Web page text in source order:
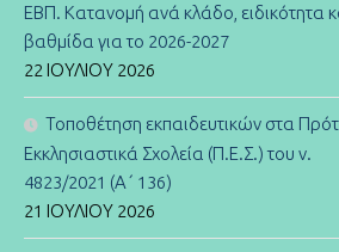
ΕΒΠ. Κατανομή ανά κλάδο, ειδικότητα
βαθμίδα για το 2026-2027
22 ΙΟΥΛΊΟΥ 2026
Τοποθέτηση εκπαιδευτικών στα
Εκκλησιαστικά Σχολεία (Π.Ε.Σ.) του ν.
4823/2021 (Α΄ 136)
21 ΙΟΥΛΊΟΥ 2026